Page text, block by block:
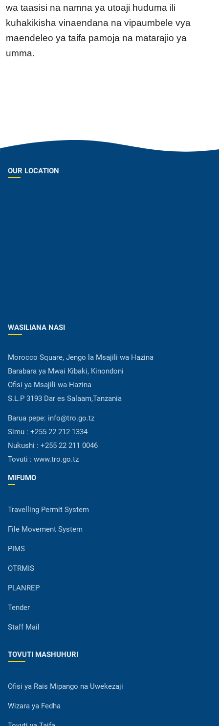
wa taasisi na namna ya utoaji huduma ili
kuhakikisha vinaendana na vipaumbele vya
maendeleo ya taifa pamoja na matarajio ya
umma.
OUR LOCATION
WASILIANA NASI
Morocco Square, Jengo la Msajili wa Hazina
Barabara ya Mwai Kibaki, Kinondoni
Ofisi ya Msajili wa Hazina
S.L.P 3193 Dar es Salaam,Tanzania
Barua pepe: info@tro.go.tz
Simu : +255 22 212 1334
Nukushi : +255 22 211 0046
Tovuti : www.tro.go.tz
MIFUMO
Travelling Permit System
File Movement System
PIMS
OTRMIS
PLANREP
Tender
Staff Mail
TOVUTI MASHUHURI
Ofisi ya Rais Mipango na Uwekezaji
Wizara ya Fedha